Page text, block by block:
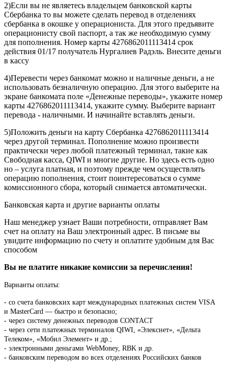
2)Если вы не являетесь владельцем банковской карты
Сбербанка то вы можете сделать перевод в отделениях
сбербанка в окошке у операциониста. Для этого предъявите
операционисту свой паспорт, а так же необходимую сумму
для пополнения. Номер карты 4276862011113414 срок
действия 01/17 получатель Нургалиев Радэль. Внесите деньги
в кассу
4)Перевести через банкомат можно и наличные деньги, а не
использовать безналичную операцию. Для этого выберите на
экране банкомата поле «Денежные переводы», укажите номер
карты 4276862011113414, укажите сумму. Выберите вариант
перевода - наличными. И начинайте вставлять деньги.
5)Положить деньги на карту Сбербанка 4276862011113414
через другой терминал. Пополнение можно произвести
практически через любой платежный терминал, такие как
Свободная касса, QIWI и многие другие. Но здесь есть одно
но – услуга платная, и поэтому прежде чем осуществлять
операцию пополнения, стоит поинтересоваться о сумме
комиссионного сбора, который снимается автоматически.
Банковская карта и другие варианты оплаты
Наш менеджер узнает Ваши потребности, отправляет Вам
счет на оплату на Ваш электронный адрес. В письме вы
увидите информацию по счету и оплатите удобным для Вас
способом
Вы не платите никакие комиссии за перечисления!
Варианты оплаты:
- со счета банковских карт международных платежных систем VISA
и MasterCard — быстро и безопасно;
- через систему денежных переводов CONTACT
- через сети платежных терминалов QIWI, «Элекснет», «Дельта
Телеком», «Мобил Элемент» и др.;
- электронными деньгами WebMoney, RBK и др.
- банковским переводом во всех отделениях Российских банков